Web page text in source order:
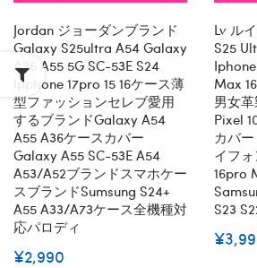
Jordan ジョーダンブランド
Galaxy S25ultra A54 Galaxy
A36 A55 5G SC-53E S24
Ipphone 17pro 15 16ケース薄
型ファッションセレブ愛用
するブランドgalaxy A54
A55 A36ケースカバー
Galaxy A55 SC-53E A54
A53/a52ブランドスマホケー
スブランドsumsung S24+
A55 A33/a73ケース全機種対
応パロディ
¥2,990
Lv ル
S25
Max
男女
Pixel
カバ
イフォ
16pro
S23